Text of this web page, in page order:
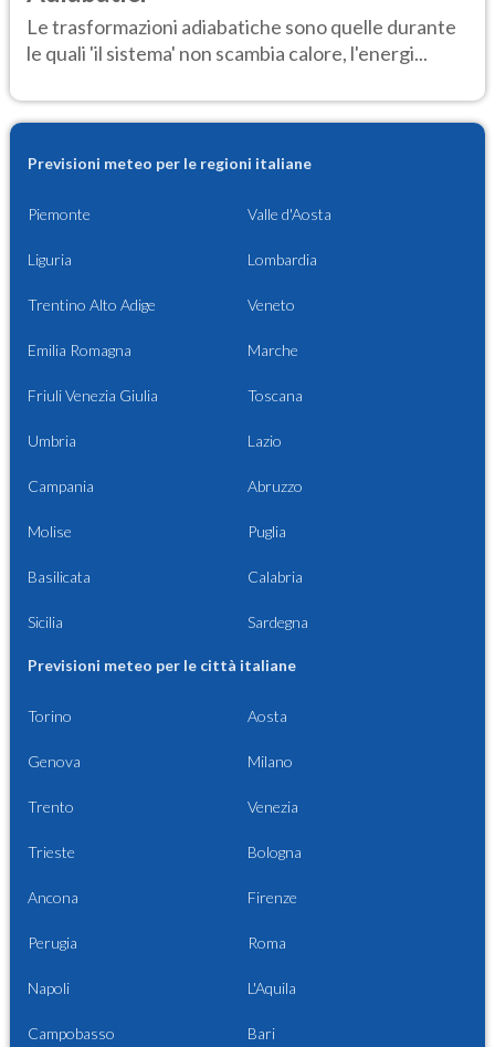
Le trasformazioni adiabatiche sono quelle durante
le quali 'il sistema' non scambia calore, l'energi...
Previsioni meteo per le regioni italiane
Piemonte Valle d'Aosta
Liguria Lombardia
Trentino Alto Adige Veneto
Emilia Romagna Marche
Friuli Venezia Giulia Toscana
Umbria Lazio
Campania Abruzzo
Molise Puglia
Basilicata Calabria
Sicilia Sardegna
Previsioni meteo per le città italiane
Torino Aosta
Genova Milano
Trento Venezia
Trieste Bologna
Ancona Firenze
Perugia Roma
Napoli L'Aquila
Campobasso Bari